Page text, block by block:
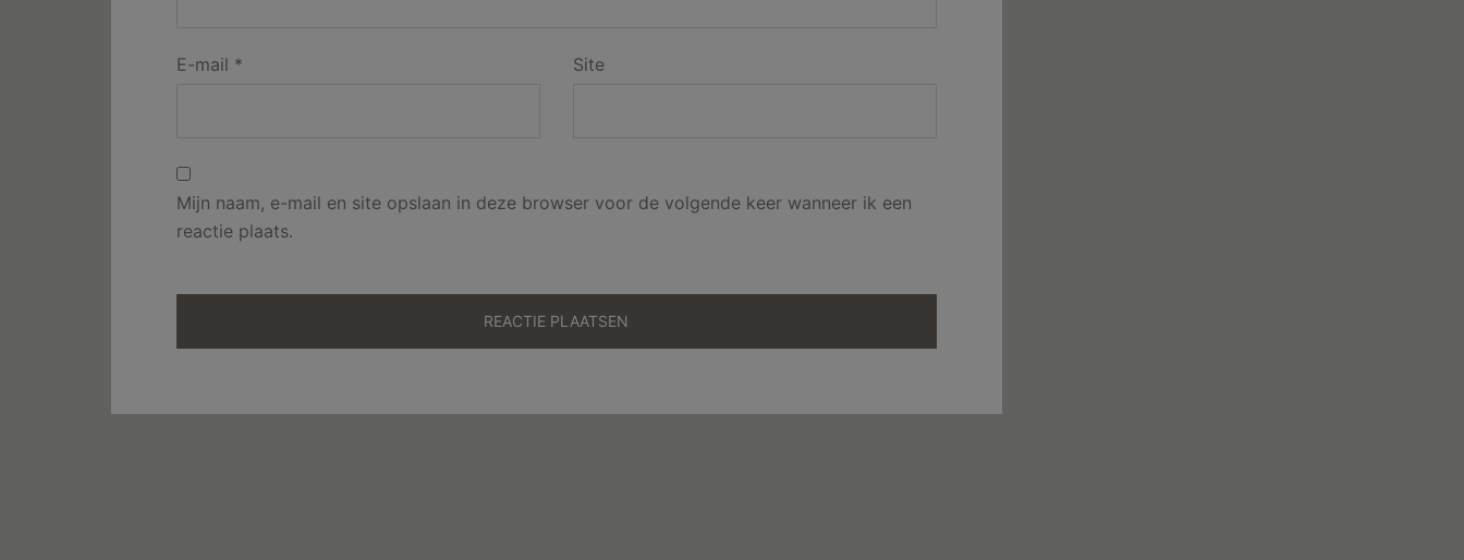
E-mail * Site
Mijn naam, e-mail en site opslaan in deze browser voor de volgende keer wanneer ik een
reactie plaats.